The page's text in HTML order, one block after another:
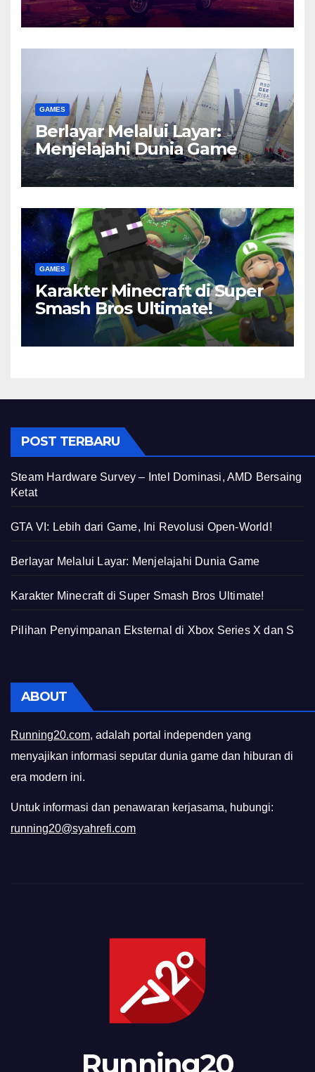
GAMES
Berlayar Melalui Layar:
Menjelajahi Dunia Game
GAMES
Karakter Minecraft di Super
Smash Bros Ultimate!
POST TERBARU
Steam Hardware Survey – Intel Dominasi, AMD Bersaing
Ketat
GTA VI: Lebih dari Game, Ini Revolusi Open-World!
Berlayar Melalui Layar: Menjelajahi Dunia Game
Karakter Minecraft di Super Smash Bros Ultimate!
Pilihan Penyimpanan Eksternal di Xbox Series X dan S
ABOUT
Running20.com, adalah portal independen yang
menyajikan informasi seputar dunia game dan hiburan di
era modern ini.
Untuk informasi dan penawaran kerjasama, hubungi:
running20@syahrefi.com
Running20